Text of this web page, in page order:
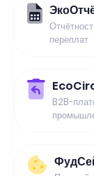
переплат
B2B-